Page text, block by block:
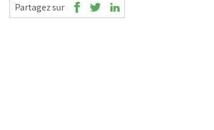
Partagez sur